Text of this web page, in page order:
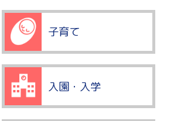
子育て
入園・入学